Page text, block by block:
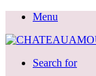
Menu
Search for